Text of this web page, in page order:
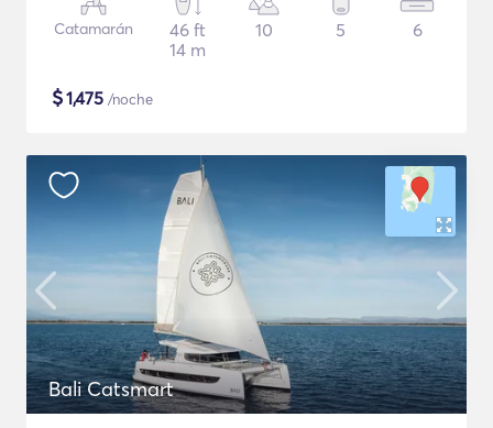
Catamarán
46 ft
14 m
10 5 6
$1,475 /noche
Bali Catsmart